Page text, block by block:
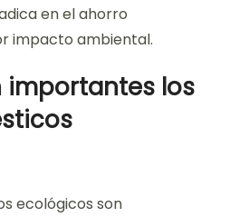
en el ahorro
impacto ambiental.
importantes los
ecológicos son